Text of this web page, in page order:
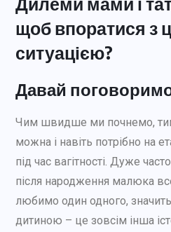
щоб впоратися з
ситуацією?
Давай
Чим швидше ми почнемо,
можна і навіть потрібно на
під час вагітності. Дуже
після народження малюка
любимо один одного,
дитиною – це зовсім інша